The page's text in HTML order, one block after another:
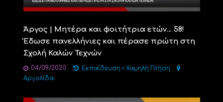
Άργος | Μητέρα και φοιτήτρια ετών… 58!
Έδωσε πανελλήνιες και πέρασε πρώτη στη
Σχολή Καλών Τεχνών
04/09/2020 Εκπαίδευση • Χαμηλή Πτήση
Αργολίδα